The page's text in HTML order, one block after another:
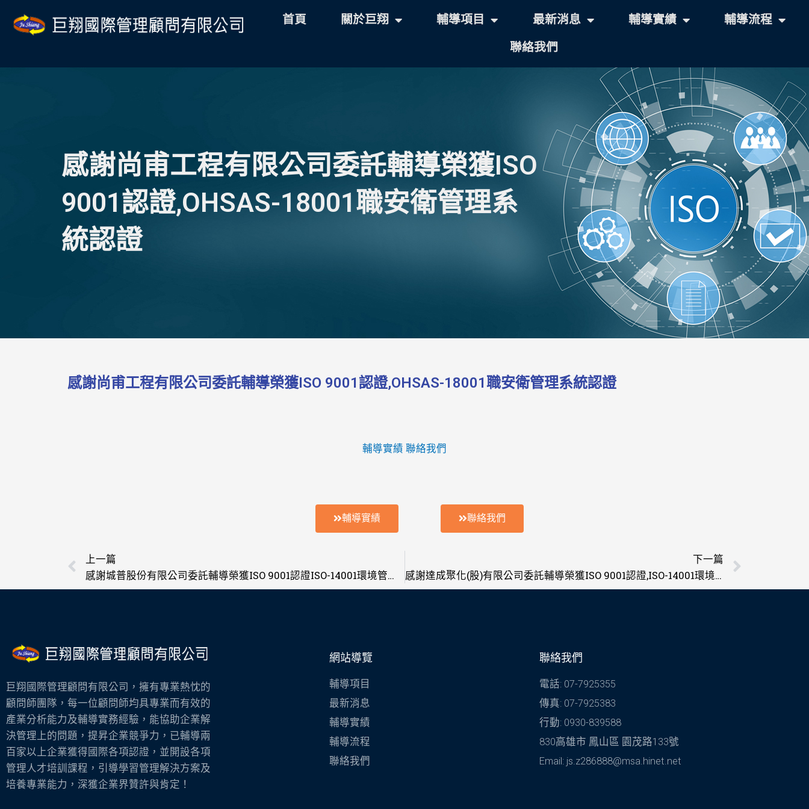
首頁 關於巨翔 輔導項目 最新消息 輔導實績
輔導流程
聯絡我們
感謝尚甫工程有限公司委託輔導榮獲ISO
9001認證,OHSAS-18001職安衛管理系
統認證
感謝尚甫工程有限公司委託輔導榮獲ISO 9001認證,OHSAS-18001職安衛管理系統認證
輔導實績 聯絡我們
輔導實績 聯絡我們
上一頁
上一篇
感謝城普股份有限公司委託輔導榮獲ISO 9001認證ISO-14001環境管理系統認證
下一篇
感謝達成聚化(股)有限公司委託輔導榮獲ISO 9001認證,ISO-14001環境管理系統認證
巨翔國際管理顧問有限公司，擁有專業熱忱的
顧問師團隊，每一位顧問師均具專業而有效的
產業分析能力及輔導實務經驗，能協助企業解
決管理上的問題，提昇企業競爭力，已輔導兩
百家以上企業獲得國際各項認證，並開設各項
管理人才培訓課程，引導學習管理解決方案及
培養專業能力，深獲企業界贊許與肯定！
網站導覽
輔導項目
最新消息
輔導實績
輔導流程
聯絡我們
聯絡我們
電話: 07-7925355
傳真: 07-7925383
行動: 0930-839588
830高雄市 鳳山區 園茂路133號
Email: js.z286888@msa.hinet.net